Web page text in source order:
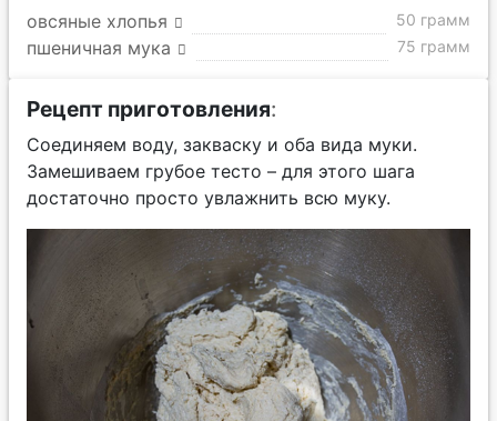
овсяные хлопья 50 грамм
пшеничная мука 75 грамм
Рецепт приготовления:
Соединяем воду, закваску и оба вида муки.
Замешиваем грубое тесто – для этого шага
достаточно просто увлажнить всю муку.